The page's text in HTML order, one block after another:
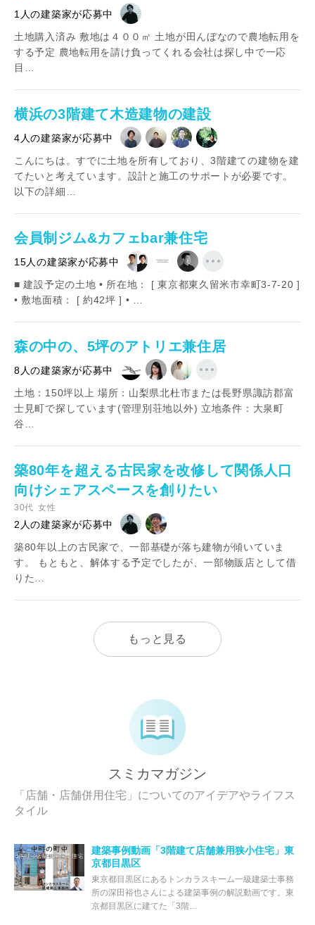
1人の建築家が応募中
土地購入済み 敷地は４００㎡ 土地が田んぼなので農地転用を
する予定 農地転用を請け負ってくれる会社は探し中で一応
目…
横浜の3階建て木造建物の建設
4人の建築家が応募中
こんにちは。すでに土地を所有しており、3階建ての建物を建
てたいと考えています。設計と施工のサポートが必要です。
以下の詳細…
会員制ジム&カフェbar兼住宅
15人の建築家が応募中
■ 建設予定の土地 • 所在地： [ 東京都東久留米市幸町3-7-20 ]
• 敷地面積： [ 約42坪 ] • …
森の中の、5坪のアトリエ兼住居
8人の建築家が応募中
土地：150坪以上 場所：山梨県北杜市または長野県諏訪郡富
士見町で探しています(管理別荘地以外) 立地条件：大泉町
谷…
築80年を超える古民家を改修して関係人口
向けシェアスペースを創りたい
30代 女性
2人の建築家が応募中
築80年以上の古民家で、一部基礎が落ち建物が傾いていま
す。 もともと、解体する予定でしたが、一部物販店として借
りた…
もっと見る
スミカマガジン
「店舗・店舗併用住宅」についてのアイデアやライフス
タイル
建築事例動画「3階建て店舗兼用狭小住宅」東
京都目黒区
東京都目黒区にあるトンカラスキーム一級建築士事務
所の深田裕也さんによる建築事例の解説動画です。東
京都目黒区に建てた「3階…